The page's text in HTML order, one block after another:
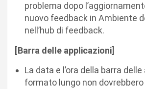
problema dopo
nuovo feedback in Ambiente
nell’hub di feedback.
[Barra delle applicazioni]
La data e l’ora della barra
formato lungo non